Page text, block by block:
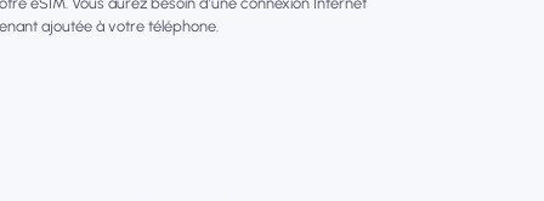
ajoutée à votre téléphone.